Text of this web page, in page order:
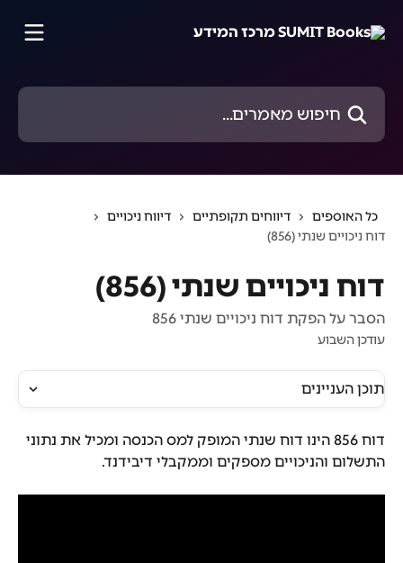
חיפוש מאמרים...
כל האוספים דיווחים תקופתיים
דיווח ניכויים
דוח ניכויים שנתי (856)
דוח ניכויים שנתי (856)
הסבר על הפקת דוח ניכויים שנתי 856
עודכן השבוע
תוכן העניינים
דוח 856 הינו דוח שנתי המופק למס הכנסה ומכיל את נתוני
התשלום והניכויים מספקים וממקבלי דיבידנד.